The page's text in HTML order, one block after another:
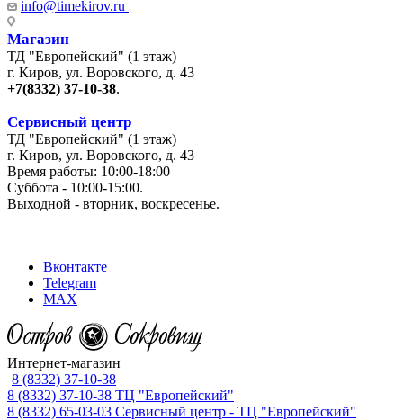
info@timekirov.ru
Магазин
ТД "Европейский" (1 этаж)
г. Киров, ул. Воровского, д. 43
+7(8332) 37-10-38.
Сервисный центр
ТД "Европейский" (1 этаж)
г. Киров, ул. Воровского, д. 43
Время работы: 10:00-18:00
Суббота - 10:00-15:00.
Выходной - вторник, воскресенье.
Вконтакте
Telegram
MAX
Интернет-магазин
8 (8332) 37-10-38
8 (8332) 37-10-38 ТЦ "Европейский"
8 (8332) 65-03-03 Сервисный центр - ТЦ "Европейский"